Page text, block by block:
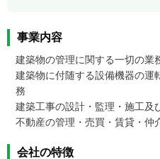
事業内容
建築物の管理に関する一切の業
建築物に付随する設備機器の運
務
建築工事の設計・監理・施工及
不動産の管理・売買・賃貸・仲
会社の特徴